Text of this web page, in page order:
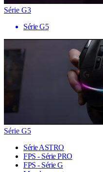
Série G3
Série G5
Série G5
Série ASTRO
FPS - Série PRO
FPS - Série G